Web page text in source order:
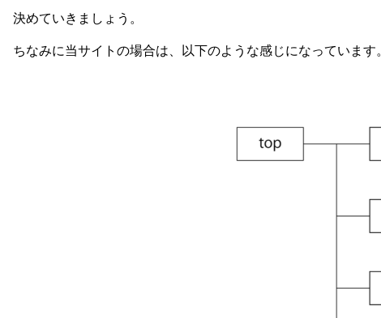
決めていきましょう。
ちなみに当サイトの場合は、以下のような感じになっています。